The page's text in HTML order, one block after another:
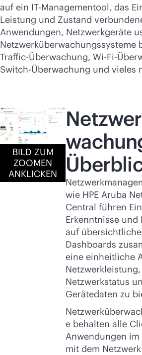
Jetzt kaufen
auf ein IT-Managementool, das
Leistung und Zustand
Anwendungen, Netzwerkgeräte
Netzwerküberwachungssysteme
Traffic-Überwachung, Wi-Fi-
Switch-Überwachung und vieles
BILD ZUM
ZOOMEN
ANKLICKEN
wie HPE Aruba
Central führen
Erkenntnisse und
auf
Dashboards
eine einheitliche
Netzwerkleistung,
Netzwerkstatus
Gerätedaten zu
e behalten alle
Anwendungen im
mit dem